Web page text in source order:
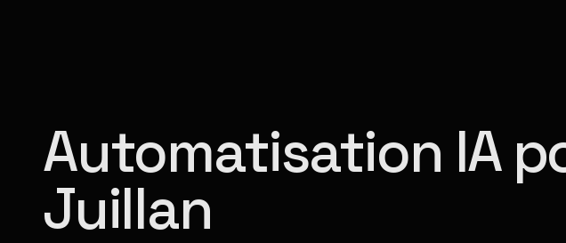
Automatisation IA
Juillan